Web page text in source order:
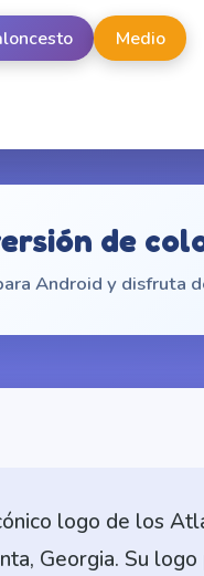
Medio
de
Android y disfruta
logo de los
Georgia. Su